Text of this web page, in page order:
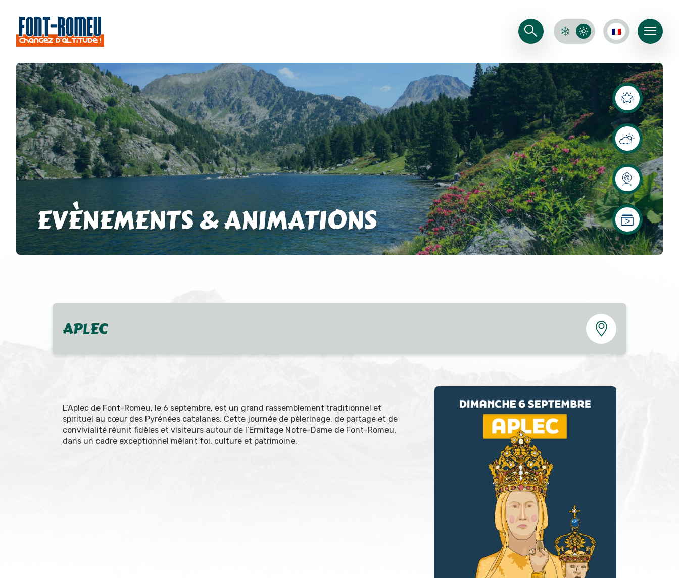
EVÈNEMENTS & ANIMATIONS
APLEC
L’Aplec de Font-Romeu, le 6 septembre, est un grand rassemblement traditionnel et
spirituel au cœur des Pyrénées catalanes. Cette journée de pèlerinage, de partage et de
convivialité réunit fidèles et visiteurs autour de l’Ermitage Notre-Dame de Font-Romeu,
dans un cadre exceptionnel mêlant foi, culture et patrimoine.